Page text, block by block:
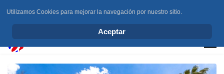
Utilizamos Cookies para mejorar la navegación por nuestro sitio.
Aceptar